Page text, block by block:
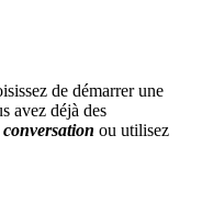
de démarrer une
avez déjà des
ou utilisez